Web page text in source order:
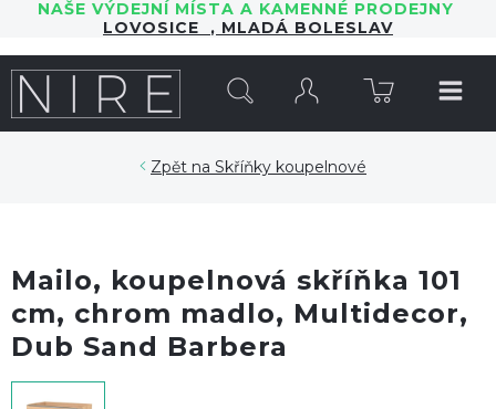
NAŠE VÝDEJNÍ MÍSTA A KAMENNÉ PRODEJNY
LOVOSICE , MLADÁ BOLESLAV
Skříňky koupelnové
Mailo, koupelnová skříňka 101
cm, chrom madlo, Multidecor,
Dub Sand Barbera